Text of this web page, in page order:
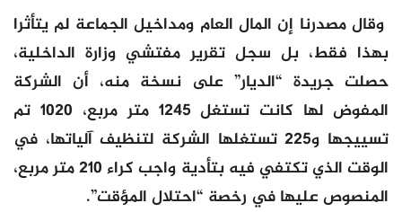
وقال مصدرنا إن المال العام ومداخيل الجماعة لم يتأثرا
بهذا فقط، بل سجل تقرير مفتشي وزارة الداخلية،
حصلت جريدة “الديار” على نسخة منه، أن الشركة
المفوض لها كانت تستغل 1245 متر مربع، 1020 تم
تسييجها و225 تستغلها الشركة لتنظيف آلياتها، في
الوقت الذي تكتفي فيه بتأدية واجب كراء 210 متر مربع،
المنصوص عليها في رخصة “احتلال المؤقت”.